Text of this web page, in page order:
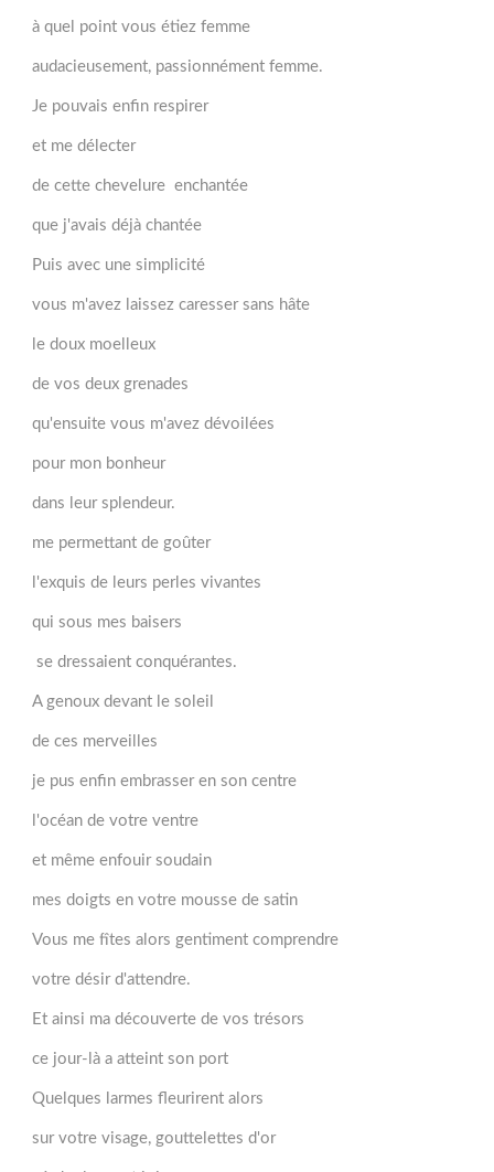
à quel point vous étiez femme
audacieusement, passionnément femme.
Je pouvais enfin respirer
et me délecter
de cette chevelure enchantée
que j'avais déjà chantée
Puis avec une simplicité
vous m'avez laissez caresser sans hâte
le doux moelleux
de vos deux grenades
qu'ensuite vous m'avez dévoilées
pour mon bonheur
dans leur splendeur.
me permettant de goûter
l'exquis de leurs perles vivantes
qui sous mes baisers
se dressaient conquérantes.
A genoux devant le soleil
de ces merveilles
je pus enfin embrasser en son centre
l'océan de votre ventre
et même enfouir soudain
mes doigts en votre mousse de satin
Vous me fîtes alors gentiment comprendre
votre désir d'attendre.
Et ainsi ma découverte de vos trésors
ce jour-là a atteint son port
Quelques larmes fleurirent alors
sur votre visage, gouttelettes d'or